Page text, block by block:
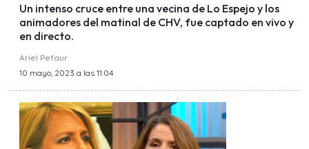
Un intenso cruce entre una vecina de Lo Espejo y los
animadores del matinal de CHV, fue captado en vivo y
en directo.
Ariel Pefaur
10 mayo, 2023 a las 11:04